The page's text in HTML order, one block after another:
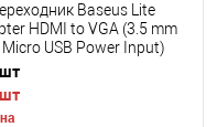
Baseus Lite
HDMI to VGA (3.5 mm
USB Power Input)